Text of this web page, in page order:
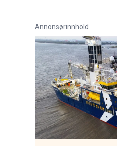
Annonsørinnhold